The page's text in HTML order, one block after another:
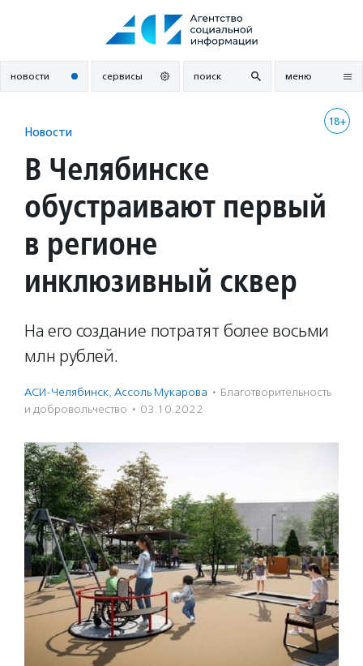
новости сервисы поиск меню
18+
Новости
В Челябинске
обустраивают первый
в регионе
инклюзивный сквер
На его создание потратят более восьми
млн рублей.
АСИ-Челябинск, Ассоль Мукарова · Благотвори­тель­ность
и доброволь­чест­во · 03.10.2022